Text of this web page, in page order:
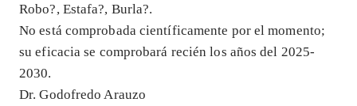
Robo?, Estafa?, Burla?.
No está comprobada científicamente por el momento;
su eficacia se comprobará recién los años del 2025-
2030.
Dr. Godofredo Arauzo